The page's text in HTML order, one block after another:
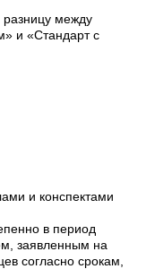
разницу между
и «Стандарт с
и конспектами
в период
заявленным на
согласно срокам,